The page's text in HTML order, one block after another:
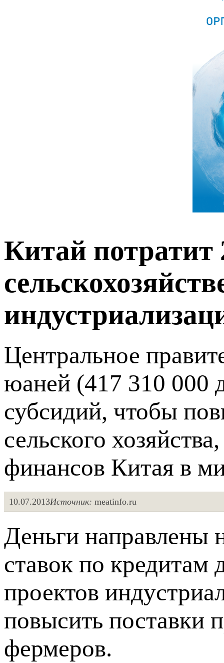
Китай
Центральное
юаней (417 310 000
субсидий, чтобы
сельского
финансов Китая в
10.07.2013Источник: meatinfo.ru
Деньги направлены
ставок по кредитам
проектов
повысить поставки
фермеров.